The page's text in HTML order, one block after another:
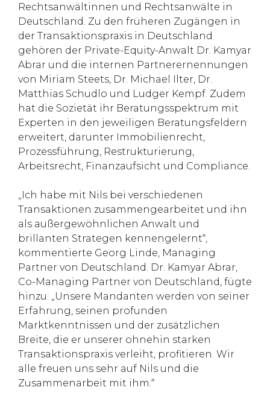
Rechtsanwältinnen und Rechtsanwälte in
Deutschland. Zu den früheren Zugängen in
der Transaktionspraxis in Deutschland
gehören der Private-Equity-Anwalt Dr. Kamyar
Abrar und die internen Partnerernennungen
von Miriam Steets, Dr. Michael Ilter, Dr.
Matthias Schudlo und Ludger Kempf. Zudem
hat die Sozietät ihr Beratungsspektrum mit
Experten in den jeweiligen Beratungsfeldern
erweitert, darunter Immobilienrecht,
Prozessführung, Restrukturierung,
Arbeitsrecht, Finanzaufsicht und Compliance.
„Ich habe mit Nils bei verschiedenen
Transaktionen zusammengearbeitet und ihn
als außergewöhnlichen Anwalt und
brillanten Strategen kennengelernt“,
kommentierte Georg Linde, Managing
Partner von Deutschland. Dr. Kamyar Abrar,
Co-Managing Partner von Deutschland, fügte
hinzu: „Unsere Mandanten werden von seiner
Erfahrung, seinen profunden
Marktkenntnissen und der zusätzlichen
Breite, die er unserer ohnehin starken
Transaktionspraxis verleiht, profitieren. Wir
alle freuen uns sehr auf Nils und die
Zusammenarbeit mit ihm.“